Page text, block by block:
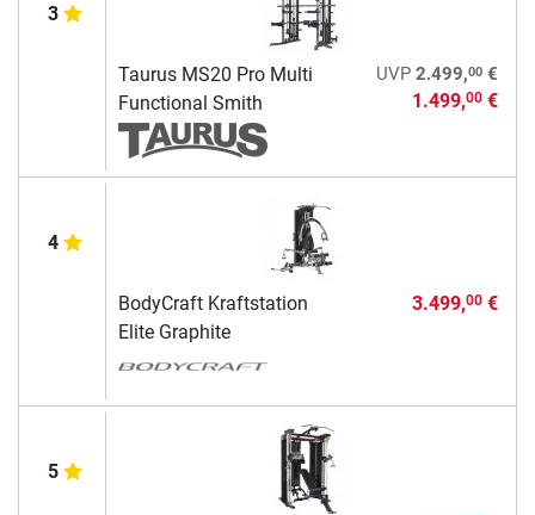
3
Taurus MS20 Pro Multi
Functional Smith
UVP 2.499,00€
1.499,00€
4
BodyCraft Kraftstation
Elite Graphite
3.499,00€
5